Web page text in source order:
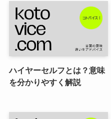
ハイヤーセルフとは？意味
を分かりやすく解説